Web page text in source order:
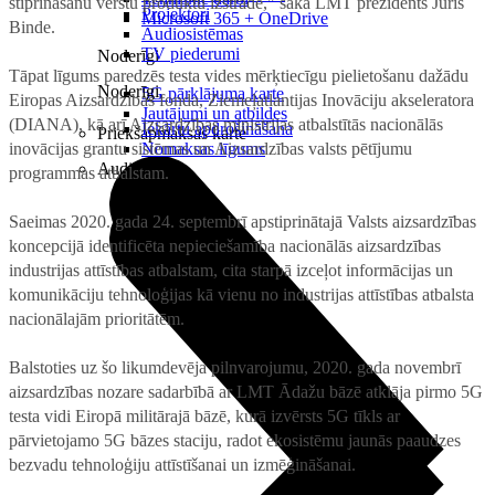
Microsoft 365 + OneDrive
Noderīgi
5G pārklājuma karte
Jautājumi un atbildes
Priekšapmaksas karte
Projektori
Audiosistēmas
TV piederumi
Noderīgi
Iekārtu apdrošināšana
Nomaksas līgums
Audio
Binde.
Tāpat līgums paredzēs testa vides mērķtiecīgu pielietošanu dažādu
Eiropas Aizsardzības fonda, Ziemeļatlantijas Inovāciju akseleratora
(DIANA), kā arī Aizsardzības ministrijas atbalstītās nacionālās
inovācijas grantu sistēmas un Aizsardzības valsts pētījumu
programmas atbalstam.
Saeimas 2020. gada 24. septembrī apstiprinātajā Valsts aizsardzības
koncepcijā identificēta nepieciešamība nacionālās aizsardzības
industrijas attīstības atbalstam, cita starpā izceļot informācijas un
komunikāciju tehnoloģijas kā vienu no industrijas attīstības atbalsta
nacionālajām prioritātēm.
Balstoties uz šo likumdevēja pilnvarojumu, 2020. gada novembrī
aizsardzības nozare sadarbībā ar LMT Ādažu bāzē atklāja pirmo 5G
testa vidi Eiropā militārajā bāzē, kurā izvērsts 5G tīkls ar
pārvietojamo 5G bāzes staciju, radot ekosistēmu jaunās paaudzes
bezvadu tehnoloģiju attīstīšanai un izmēģināšanai.